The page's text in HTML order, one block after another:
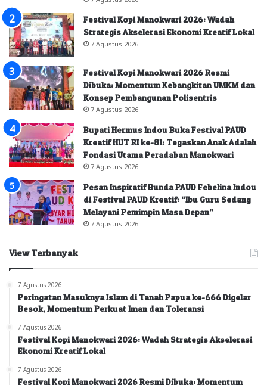
Festival Kopi Manokwari 2026: Wadah
Strategis Akselerasi Ekonomi Kreatif Lokal
7 Agustus 2026
Festival Kopi Manokwari 2026 Resmi
Dibuka: Momentum Kebangkitan UMKM dan
Konsep Pembangunan Polisentris
7 Agustus 2026
Bupati Hermus Indou Buka Festival PAUD
Kreatif HUT RI ke-81: Tegaskan Anak Adalah
Fondasi Utama Peradaban Manokwari
7 Agustus 2026
Pesan Inspiratif Bunda PAUD Febelina Indou
di Festival PAUD Kreatif: “Ibu Guru Sedang
Melayani Pemimpin Masa Depan”
7 Agustus 2026
View Terbanyak
7 Agustus 2026
Peringatan Masuknya Islam di Tanah Papua ke-666 Digelar
Besok, Momentum Perkuat Iman dan Toleransi
7 Agustus 2026
Festival Kopi Manokwari 2026: Wadah Strategis Akselerasi
Ekonomi Kreatif Lokal
7 Agustus 2026
Festival Kopi Manokwari 2026 Resmi Dibuka: Momentum